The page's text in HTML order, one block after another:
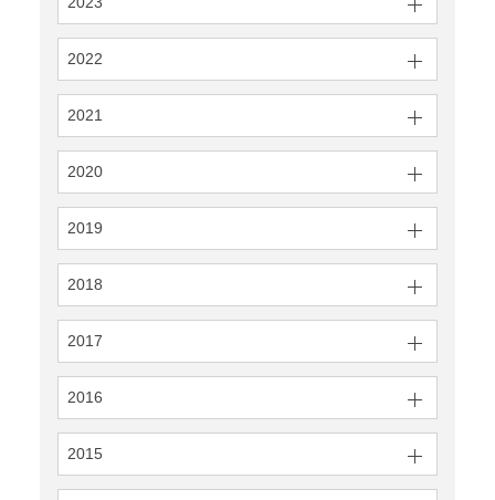
2022
2021
2020
2019
2018
2017
2016
2015